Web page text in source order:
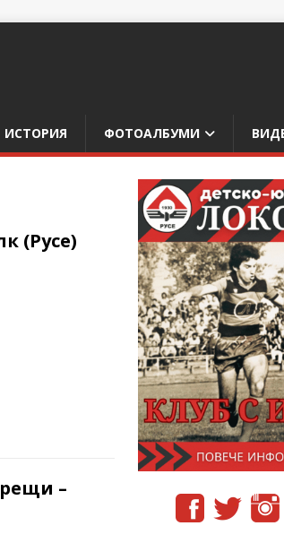
ИСТОРИЯ ФОТОАЛБУМИ
(Русе)
–